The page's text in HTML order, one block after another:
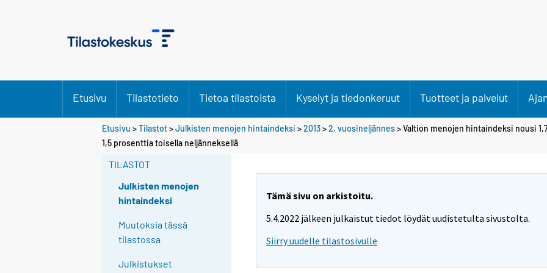
Etusivu Tilastotieto Tietoa tilastoista Kyselyt ja tiedonkeruut Tuotteet ja palvelut
Etusivu >Tilastot>Julkisten menojen hintaindeksi >2013>2. vuosineljännes> Valtion menojen hintaindeksi nousi
1,5 prosenttia toisella neljänneksellä
TILASTOT
Julkisten menojen
hintaindeksi
Muutoksia tässä
tilastossa
Julkistukset
Tämä sivu on arkistoitu.
5.4.2022 jälkeen julkaistut tiedot löydät uudistetulta sivustolta.
Siirry uudelle tilastosivulle
Y
o
Y
o